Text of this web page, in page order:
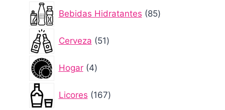
Bebidas Hidratantes 85
productos
Cerveza 51
productos
Hogar 4
productos
Licores 167
productos